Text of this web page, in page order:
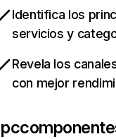
Identifica los
servicios y
Revela los
con mejor